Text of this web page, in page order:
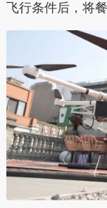
飞行条件后，将